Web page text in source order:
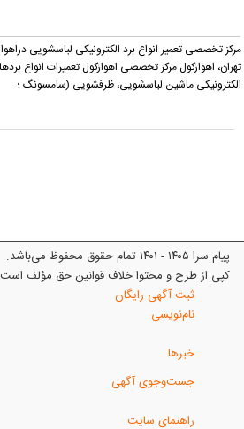
مرکز تخصصی تعمیر انواع برد الکترونیکی لباسشویی
تهران، اهوازکول مرکز تخصصی اهوازکول تعمیرات انواع
الکترونیکی ماشین لباسشویی، ظرفشویی (سامسونگ ؛…
پیام سرا ۱۴۰۵ - ۱۴۰۱ تمام حقوق محفوظ می‌باشد.
کپی از طرح و محتوا خلاف قوانین حق مؤلف است
ثبت آگهی رایگان
نام‌نویسی
خبرها
جست‌وجوی آگهی
راهنمای سایت